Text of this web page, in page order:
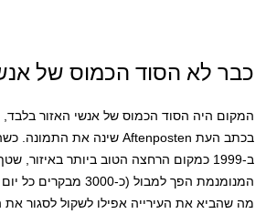
כבר לא הסוד הכמוס של
המקום היה הסוד הכמוס של אנשי האזור בלבד,
ב-1999 כמקום הרחצה הטוב ביותר באיזור,
המנומנמת הפך למבול (כ-
מה שהביא את העירייה אפילו לשקול לסגור את